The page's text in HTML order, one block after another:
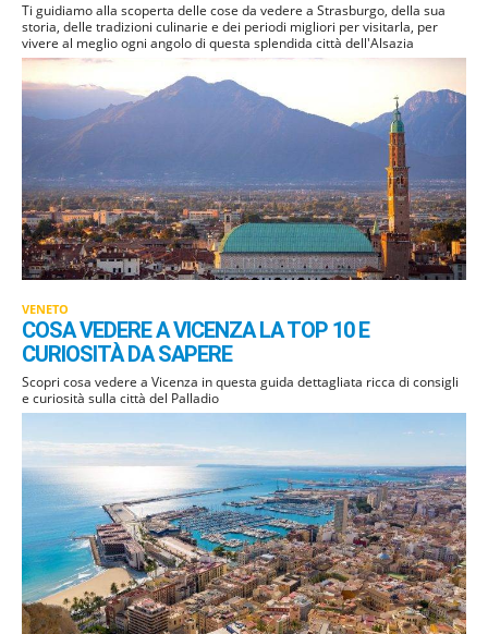
Ti guidiamo alla scoperta delle cose da vedere a Strasburgo, della sua
storia, delle tradizioni culinarie e dei periodi migliori per visitarla, per
vivere al meglio ogni angolo di questa splendida città dell'Alsazia
VENETO
COSA VEDERE A VICENZA LA TOP 10 E
CURIOSITÀ DA SAPERE
Scopri cosa vedere a Vicenza in questa guida dettagliata ricca di consigli
e curiosità sulla città del Palladio